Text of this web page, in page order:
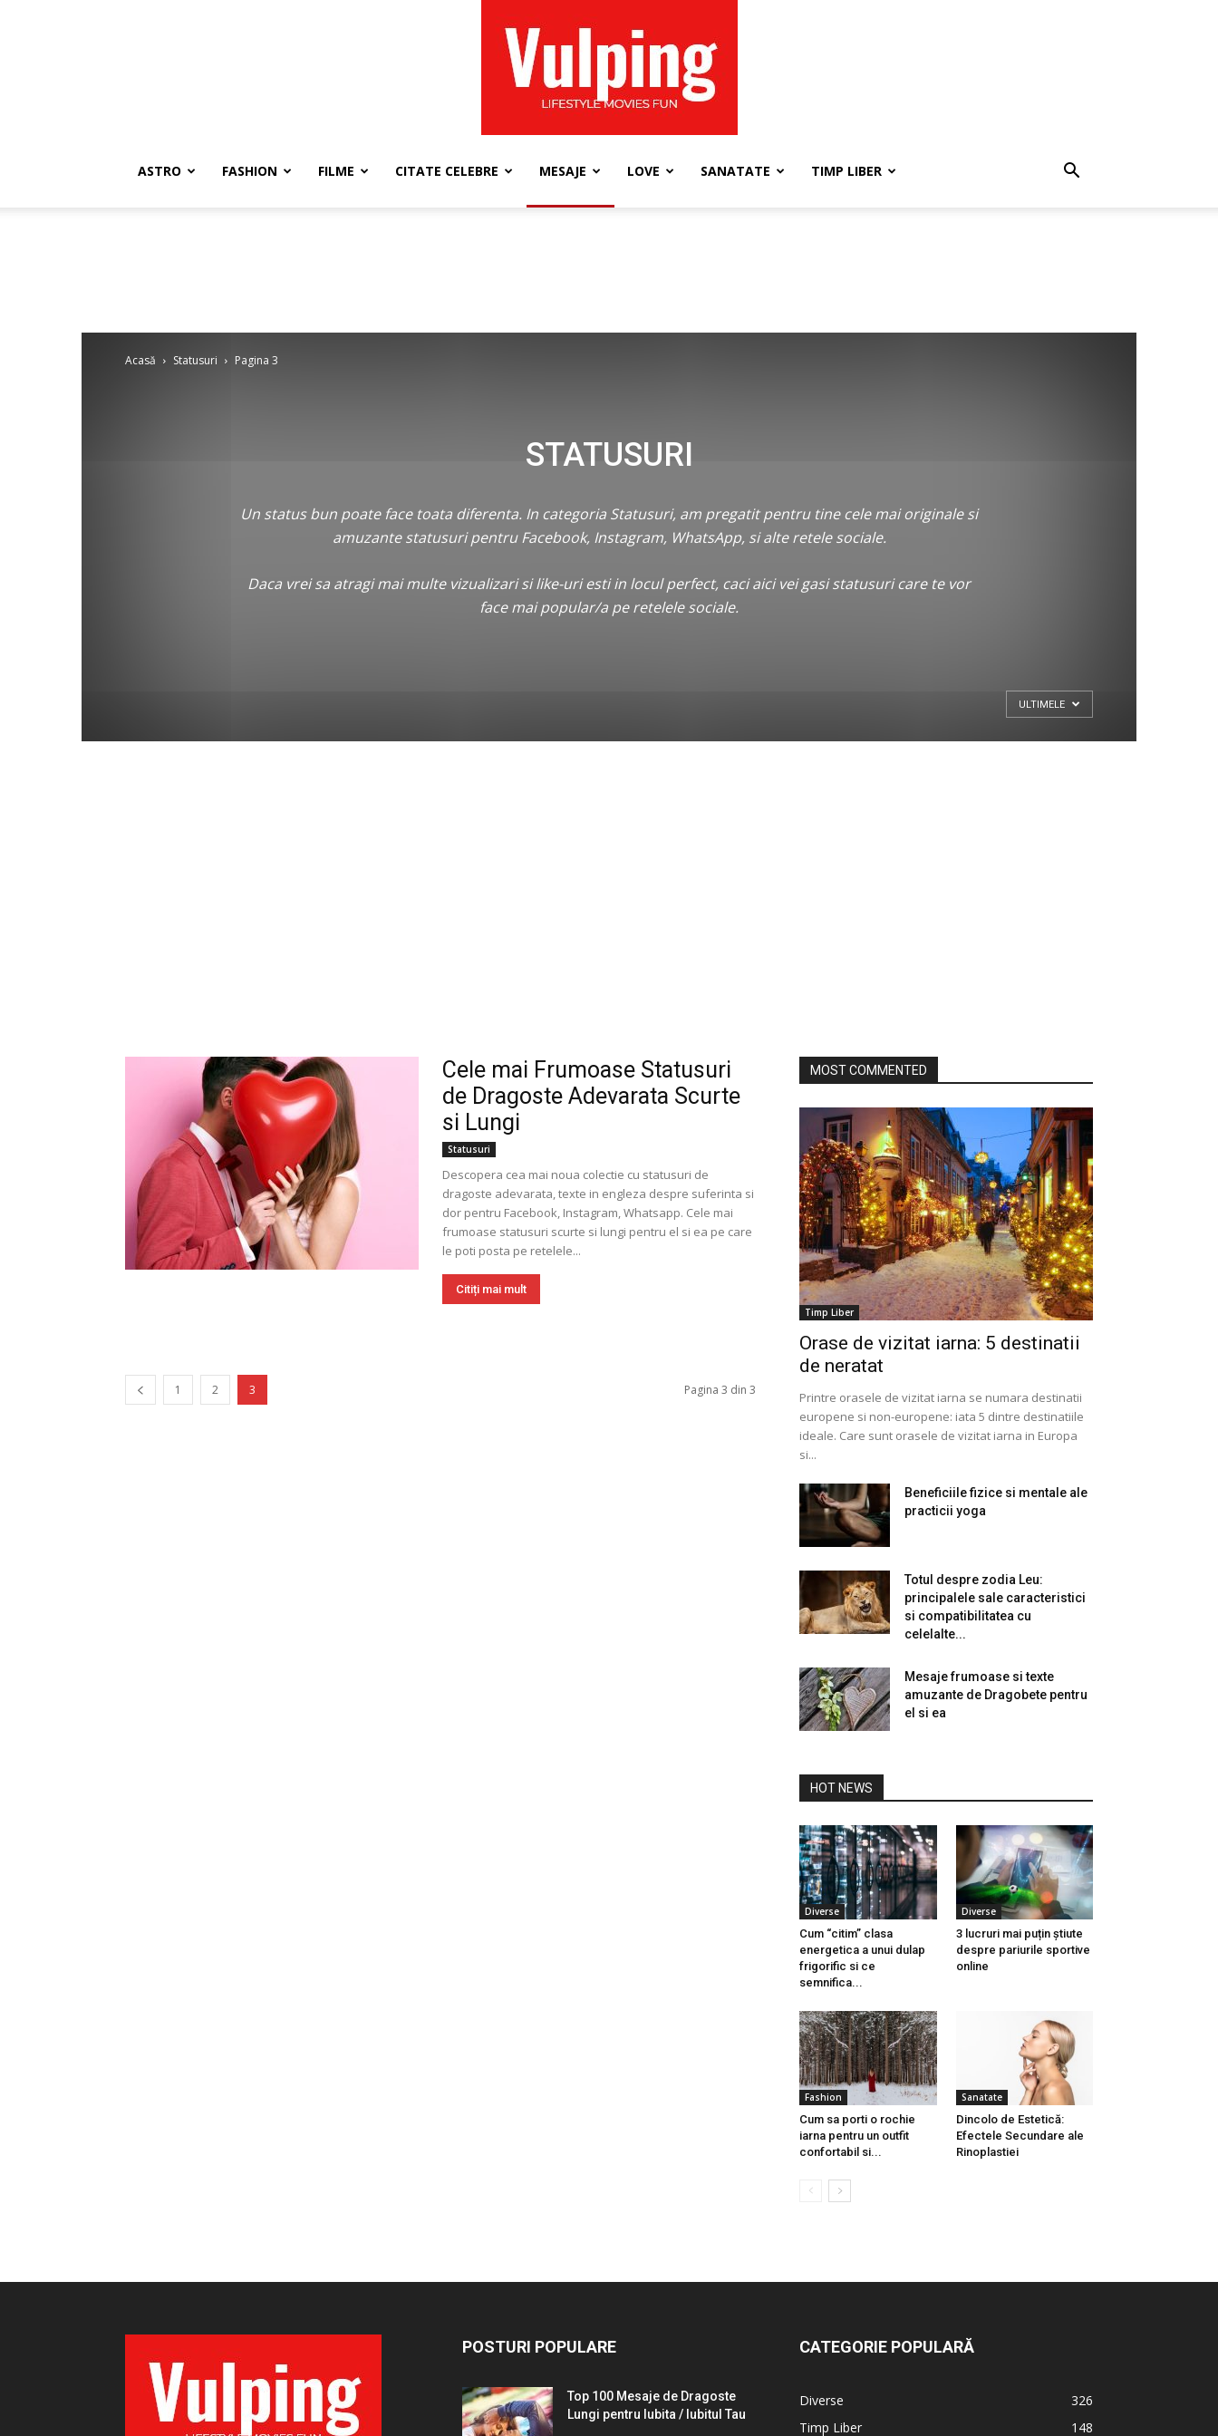
ASTRO FASHION FILME CITATE CELEBRE MESAJE LOVE SANATATE TIMP LIBER
Acasă Statusuri Pagina 3
STATUSURI
Un status bun poate face toata diferenta. In categoria Statusuri, am pregatit pentru tine cele mai originale si
amuzante statusuri pentru Facebook, Instagram, WhatsApp, si alte retele sociale.
Daca vrei sa atragi mai multe vizualizari si like-uri esti in locul perfect, caci aici vei gasi statusuri care te vor
face mai popular/a pe retelele sociale.
ULTIMELE
Cele mai Frumoase Statusuri
de Dragoste Adevarata Scurte
si Lungi
Statusuri
Descopera cea mai noua colectie cu statusuri de
dragoste adevarata, texte in engleza despre suferinta si
dor pentru Facebook, Instagram, Whatsapp. Cele mai
frumoase statusuri scurte si lungi pentru el si ea pe care
le poti posta pe retelele...
Citiți mai mult
1 2 3 Pagina 3 din 3
MOST COMMENTED
Timp Liber
Orase de vizitat iarna: 5 destinatii
de neratat
Printre orasele de vizitat iarna se numara destinatii
europene si non-europene: iata 5 dintre destinatiile
ideale. Care sunt orasele de vizitat iarna in Europa
si...
Beneficiile fizice si mentale ale
practicii yoga
Totul despre zodia Leu:
principalele sale caracteristici
si compatibilitatea cu
celelalte...
Mesaje frumoase si texte
amuzante de Dragobete pentru
el si ea
HOT NEWS
Diverse
Cum “citim” clasa
energetica a unui dulap
frigorific si ce
semnifica...
Diverse
3 lucruri mai puțin știute
despre pariurile sportive
online
Fashion
Cum sa porti o rochie
iarna pentru un outfit
confortabil si...
Sanatate
Dincolo de Estetică:
Efectele Secundare ale
Rinoplastiei
POSTURI POPULARE
Top 100 Mesaje de Dragoste
Lungi pentru Iubita / Iubitul Tau
CATEGORIE POPULARĂ
Diverse
326
Timp Liber
148